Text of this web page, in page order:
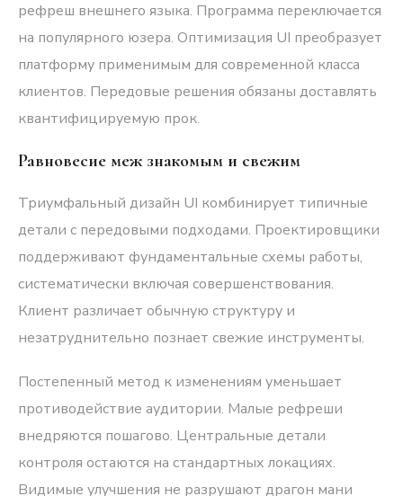
рефреш внешнего языка. Программа переключается
на популярного юзера. Оптимизация UI преобразует
платформу применимым для современной класса
клиентов. Передовые решения обязаны доставлять
квантифицируемую прок.
Равновесие меж знакомым и свежим
Триумфальный дизайн UI комбинирует типичные
детали с передовыми подходами. Проектировщики
поддерживают фундаментальные схемы работы,
систематически включая совершенствования.
Клиент различает обычную структуру и
незатруднительно познает свежие инструменты.
Постепенный метод к изменениям уменьшает
противодействие аудитории. Малые рефреши
внедряются пошагово. Центральные детали
контроля остаются на стандартных локациях.
Видимые улучшения не разрушают драгон мани